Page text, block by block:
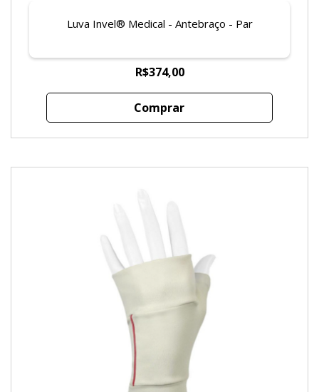
Luva Invel® Medical - Antebraço - Par
R$374,00
Comprar